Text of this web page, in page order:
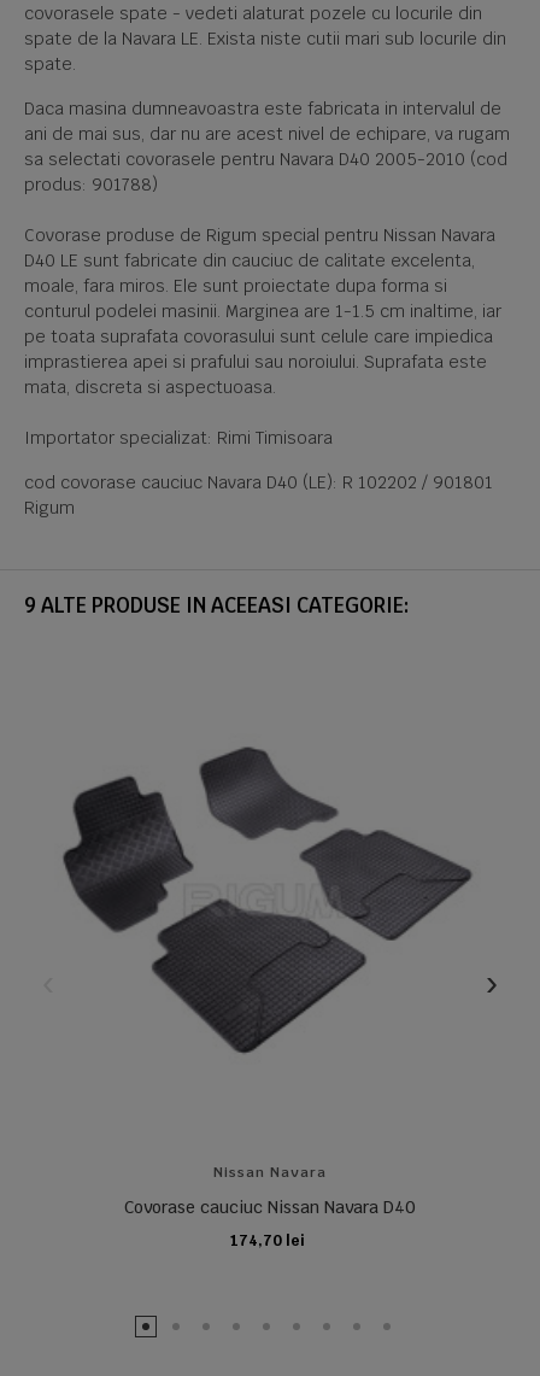
covorasele spate - vedeti alaturat pozele cu locurile din
spate de la Navara LE. Exista niste cutii mari sub locurile din
spate.
Daca masina dumneavoastra este fabricata in intervalul de
ani de mai sus, dar nu are acest nivel de echipare, va rugam
sa selectati covorasele pentru Navara D40 2005-2010 (cod
produs: 901788)
Covorase produse de Rigum special pentru Nissan Navara
D40 LE sunt fabricate din cauciuc de calitate excelenta,
moale, fara miros. Ele sunt proiectate dupa forma si
conturul podelei masinii. Marginea are 1-1.5 cm inaltime, iar
pe toata suprafata covorasului sunt celule care impiedica
imprastierea apei si prafului sau noroiului. Suprafata este
mata, discreta si aspectuoasa.
Importator specializat: Rimi Timisoara
cod covorase cauciuc Navara D40 (LE): R 102202 / 901801
Rigum
9 ALTE PRODUSE IN ACEEASI CATEGORIE:
Nissan Navara
Covorase cauciuc Nissan Navara D40
174,70 lei
ADAUGA IN COS